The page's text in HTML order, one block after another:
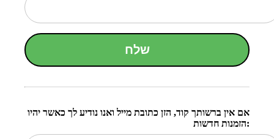
שלח
אם אין ברשותך קוד, הזן כתובת מייל ואנו נודיע לך כאשר יהיו
הזמנות חדשות: